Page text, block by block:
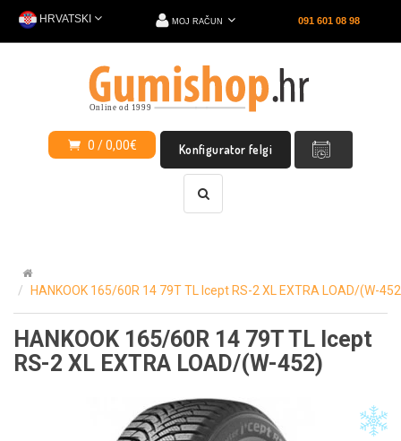
HRVATSKI 091 601 08 98
MOJ RAČUN
0 / 0,00€ Konfigurator felgi
HANKOOK 165/60R 14 79T TL Icept RS-2 XL EXTRA LOAD/(W-
HANKOOK 165/60R 14 79T TL Icept
RS-2 XL EXTRA LOAD/(W-452)